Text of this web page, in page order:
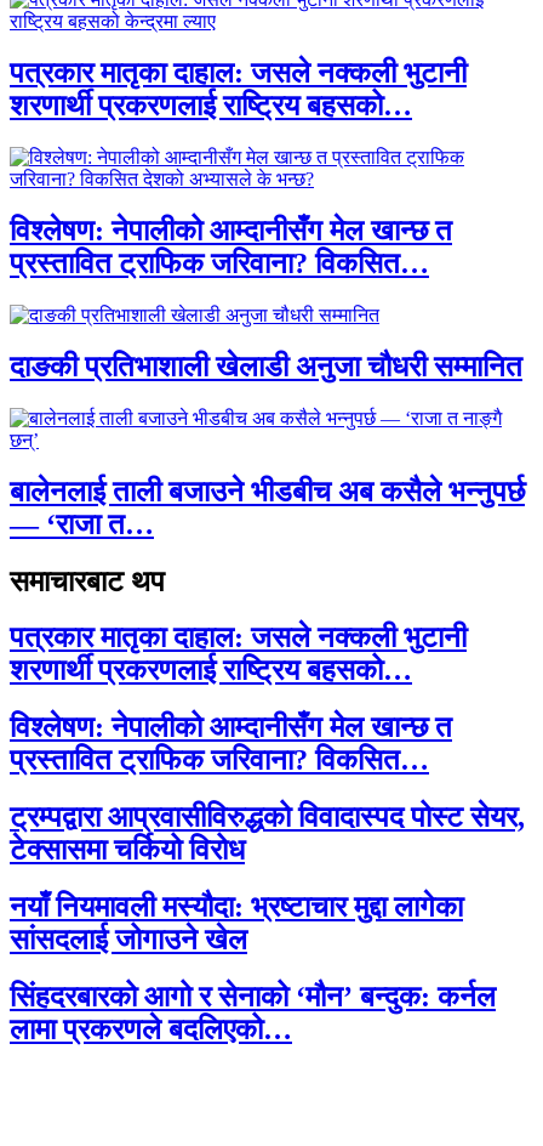
पत्रकार मातृका दाहाल: जसले नक्कली भुटानी
शरणार्थी प्रकरणलाई राष्ट्रिय बहसको…
विश्लेषण: नेपालीको आम्दानीसँग मेल खान्छ त
प्रस्तावित ट्राफिक जरिवाना? विकसित…
दाङकी प्रतिभाशाली खेलाडी अनुजा चौधरी सम्मानित
बालेनलाई ताली बजाउने भीडबीच अब कसैले भन्नुपर्छ
— ‘राजा त…
समाचारबाट थप
पत्रकार मातृका दाहाल: जसले नक्कली भुटानी
शरणार्थी प्रकरणलाई राष्ट्रिय बहसको…
विश्लेषण: नेपालीको आम्दानीसँग मेल खान्छ त
प्रस्तावित ट्राफिक जरिवाना? विकसित…
ट्रम्पद्वारा आप्रवासीविरुद्धको विवादास्पद पोस्ट सेयर,
टेक्सासमा चर्कियो विरोध
नयाँ नियमावली मस्यौदा: भ्रष्टाचार मुद्दा लागेका
सांसदलाई जोगाउने खेल
सिंहदरबारको आगो र सेनाको ‘मौन’ बन्दुक: कर्नल
लामा प्रकरणले बदलिएको…